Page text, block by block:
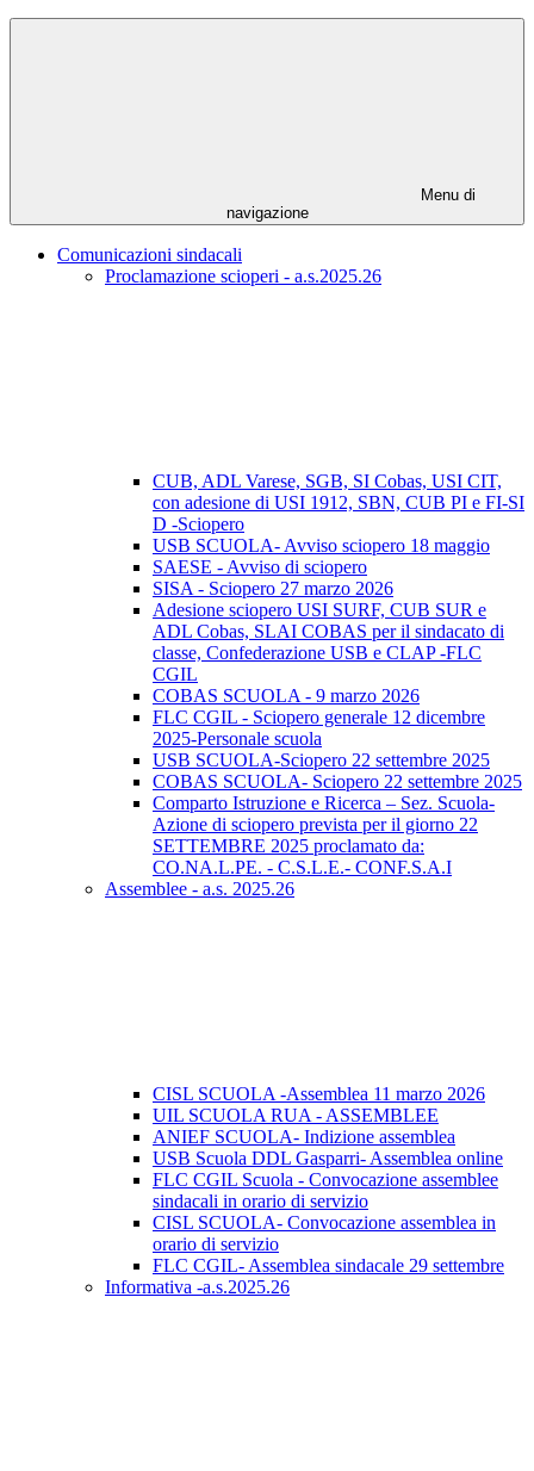
Menu di
navigazione
Comunicazioni sindacali
Proclamazione scioperi - a.s.2025.26
CUB, ADL Varese, SGB, SI Cobas, USI CIT,
con adesione di USI 1912, SBN, CUB PI e FI-SI
D -Sciopero
USB SCUOLA- Avviso sciopero 18 maggio
SAESE - Avviso di sciopero
SISA - Sciopero 27 marzo 2026
Adesione sciopero USI SURF, CUB SUR e
ADL Cobas, SLAI COBAS per il sindacato di
classe, Confederazione USB e CLAP -FLC
CGIL
COBAS SCUOLA - 9 marzo 2026
FLC CGIL - Sciopero generale 12 dicembre
2025-Personale scuola
USB SCUOLA-Sciopero 22 settembre 2025
COBAS SCUOLA- Sciopero 22 settembre 2025
Comparto Istruzione e Ricerca – Sez. Scuola-
Azione di sciopero prevista per il giorno 22
SETTEMBRE 2025 proclamato da:
CO.NA.L.PE. - C.S.L.E.- CONF.S.A.I
Assemblee - a.s. 2025.26
CISL SCUOLA -Assemblea 11 marzo 2026
UIL SCUOLA RUA - ASSEMBLEE
ANIEF SCUOLA- Indizione assemblea
USB Scuola DDL Gasparri- Assemblea online
FLC CGIL Scuola - Convocazione assemblee
sindacali in orario di servizio
CISL SCUOLA- Convocazione assemblea in
orario di servizio
FLC CGIL- Assemblea sindacale 29 settembre
Informativa -a.s.2025.26